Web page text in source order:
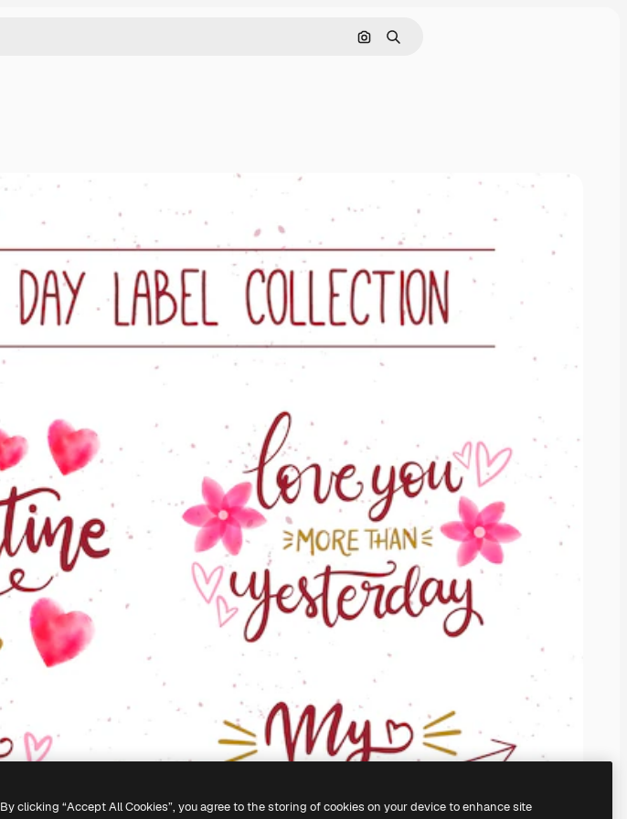
Cerca per immagine
Ricerca
By clicking “Accept All Cookies”, you agree to the storing of cookies on your device to enhance site